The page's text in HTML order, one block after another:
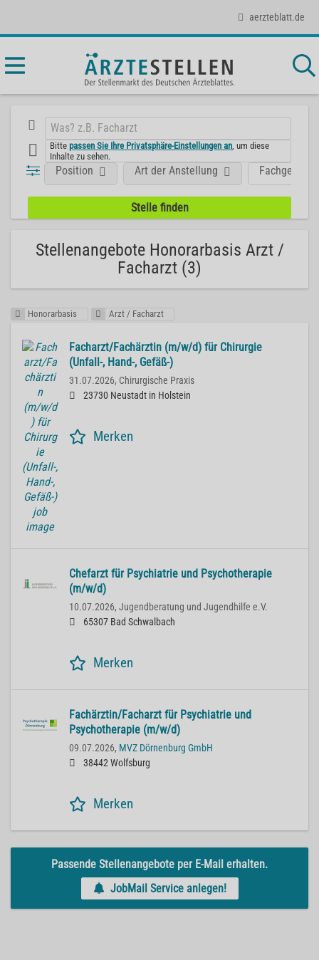
aerzteblatt.de
Bittepassen Sie Ihre Privatsphäre-Einstellungen an , um diese
Inhalte zu sehen.
Position Fachgebiet
Art der Anstellung
Stellenangebote Honorarbasis Arzt /
Facharzt (3)
Honorarbasis Arzt / Facharzt
Facharzt/Fachärztin (m/w/d) für Chirurgie
(Unfall-, Hand-, Gefäß-)
31.07.2026, Chirurgische Praxis
23730 Neustadt in Holstein
Merken
Chefarzt für Psychiatrie und Psychotherapie
(m/w/d)
10.07.2026, Jugendberatung und Jugendhilfe e.V.
65307 Bad Schwalbach
Merken
Fachärztin/Facharzt für Psychiatrie und
Psychotherapie (m/w/d)
09.07.2026, MVZ Dörnenburg GmbH
38442 Wolfsburg
Merken
Passende Stellenangebote per E-Mail erhalten.
JobMail Service anlegen!